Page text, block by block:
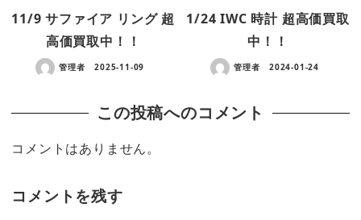
11/9 サファイア リング 超
高価買取中！！
管理者 2025-11-09
1/24 IWC 時計 超高価買取
中！！
管理者 2024-01-24
この投稿へのコメント
コメントはありません。
コメントを残す